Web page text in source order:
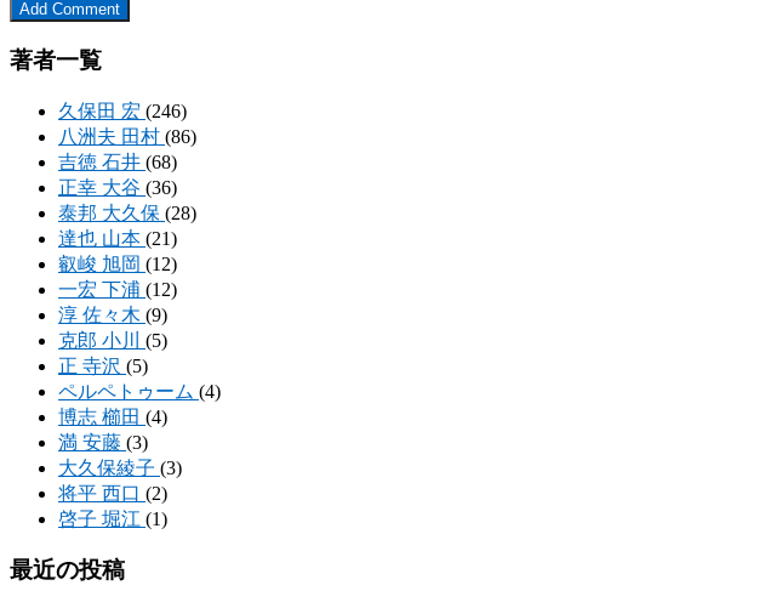
著者一覧
久保田 宏 (246)
八洲夫 田村 (86)
吉徳 石井 (68)
正幸 大谷 (36)
泰邦 大久保 (28)
達也 山本 (21)
叡峻 旭岡 (12)
一宏 下浦 (12)
淳 佐々木 (9)
克郎 小川 (5)
正 寺沢 (5)
ペルペトゥーム (4)
博志 櫛田 (4)
満 安藤 (3)
大久保綾子 (3)
将平 西口 (2)
啓子 堀江 (1)
最近の投稿